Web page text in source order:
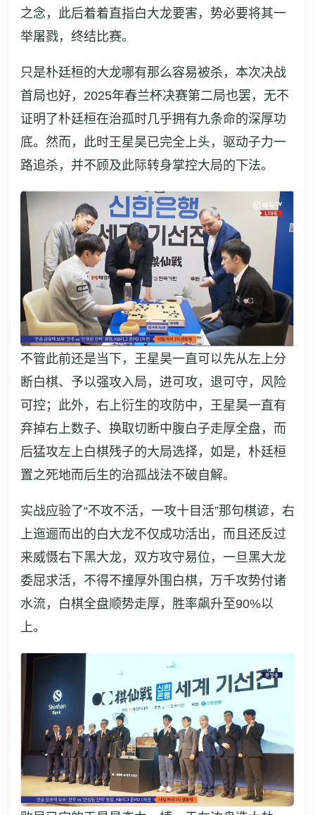
之念，此后着着直指白大龙要害，势必要将其一
举屠戮，终结比赛。
只是朴廷桓的大龙哪有那么容易被杀，本次决战
首局也好，2025年春兰杯决赛第二局也罢，无不
证明了朴廷桓在治孤时几乎拥有九条命的深厚功
底。然而，此时王星昊已完全上头，驱动子力一
路追杀，并不顾及此际转身掌控大局的下法。
不管此前还是当下，王星昊一直可以先从左上分
断白棋、予以强攻入局，进可攻，退可守，风险
可控；此外，右上衍生的攻防中，王星昊一直有
弃掉右上数子、换取切断中腹白子走厚全盘，而
后猛攻左上白棋残子的大局选择，如是，朴廷桓
置之死地而后生的治孤战法不破自解。
实战应验了“不攻不活，一攻十目活”那句棋谚，右
上迤逦而出的白大龙不仅成功活出，而且还反过
来威慑右下黑大龙，双方攻守易位，一旦黑大龙
委屈求活，不得不撞厚外围白棋，万千攻势付诸
水流，白棋全盘顺势走厚，胜率飙升至90%以
上。